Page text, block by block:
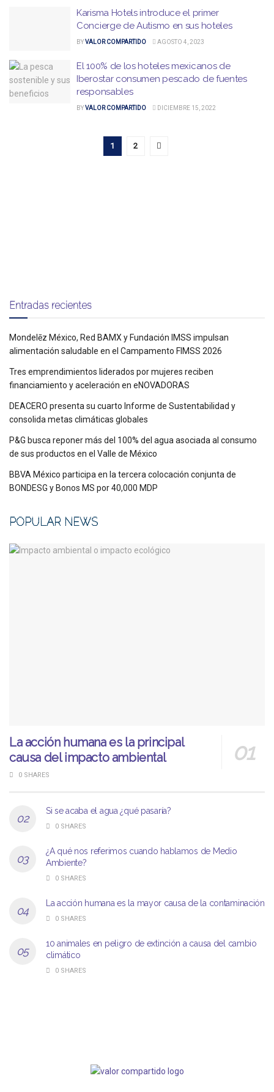
Karisma Hotels introduce el primer
Concierge de Autismo en sus hoteles
BYVALOR COMPARTIDO AGOSTO 4, 2023
El 100% de los hoteles mexicanos de
Iberostar consumen pescado de fuentes
responsables
BYVALOR COMPARTIDO DICIEMBRE 15, 2022
1 2
Entradas recientes
Mondelēz México, Red BAMX y Fundación IMSS impulsan
alimentación saludable en el Campamento FIMSS 2026
Tres emprendimientos liderados por mujeres reciben
financiamiento y aceleración en eNOVADORAS
DEACERO presenta su cuarto Informe de Sustentabilidad y
consolida metas climáticas globales
P&G busca reponer más del 100% del agua asociada al consumo
de sus productos en el Valle de México
BBVA México participa en la tercera colocación conjunta de
BONDESG y Bonos MS por 40,000 MDP
POPULAR NEWS
La acción humana es la principal
causa del impacto ambiental
0 SHARES
Si se acaba el agua ¿qué pasaría?
0 SHARES
¿A qué nos referimos cuando hablamos de Medio
Ambiente?
0 SHARES
La acción humana es la mayor causa de la contaminación
0 SHARES
10 animales en peligro de extinción a causa del cambio
climático
0 SHARES